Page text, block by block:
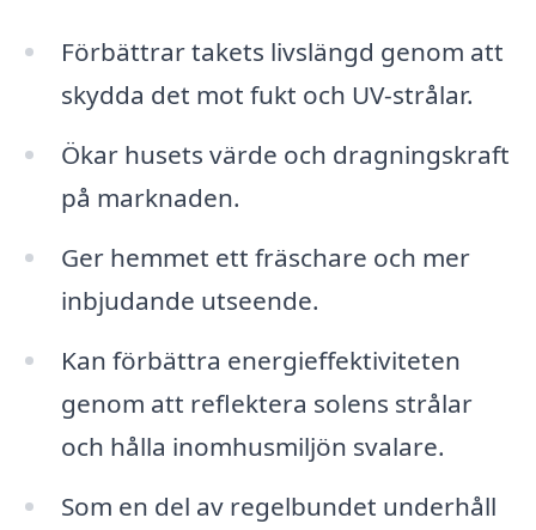
Förbättrar takets livslängd genom att
skydda det mot fukt och UV-strålar.
Ökar husets värde och dragningskraft
på marknaden.
Ger hemmet ett fräschare och mer
inbjudande utseende.
Kan förbättra energieffektiviteten
genom att reflektera solens strålar
och hålla inomhusmiljön svalare.
Som en del av regelbundet underhåll